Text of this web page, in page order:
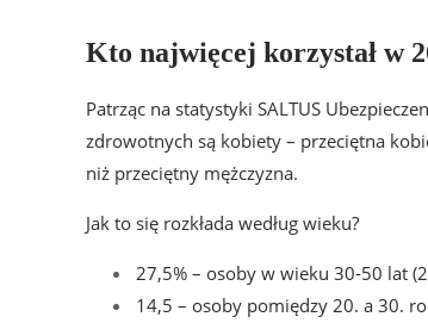
Kto najwięcej korzystał w
Patrząc na statystyki SALTUS
zdrowotnych są kobiety – przeciętna
niż przeciętny mężczyzna.
Jak to się rozkłada według wieku?
27,5% – osoby w wieku 30-50 lat
14,5 – osoby pomiędzy 20. a 30.